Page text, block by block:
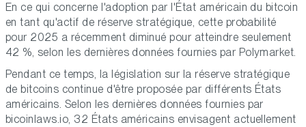
En ce qui concerne l'adoption par l'État américain du bitcoin
en tant qu'actif de réserve stratégique, cette probabilité
pour 2025 a récemment diminué pour atteindre seulement
42 %, selon les dernières données fournies par Polymarket.
Pendant ce temps, la législation sur la réserve stratégique
de bitcoins continue d'être proposée par différents États
américains. Selon les dernières données fournies par
bicoinlaws.io, 32 États américains envisagent actuellement